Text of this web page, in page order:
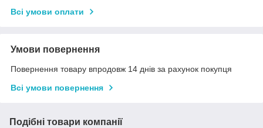
Всі умови оплати
Умови повернення
Повернення товару впродовж 14 днів за рахунок покупця
Всі умови повернення
Подібні товари компанії